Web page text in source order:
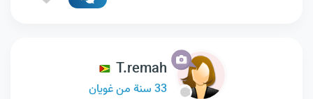
T.remah
33 سنة من غويان